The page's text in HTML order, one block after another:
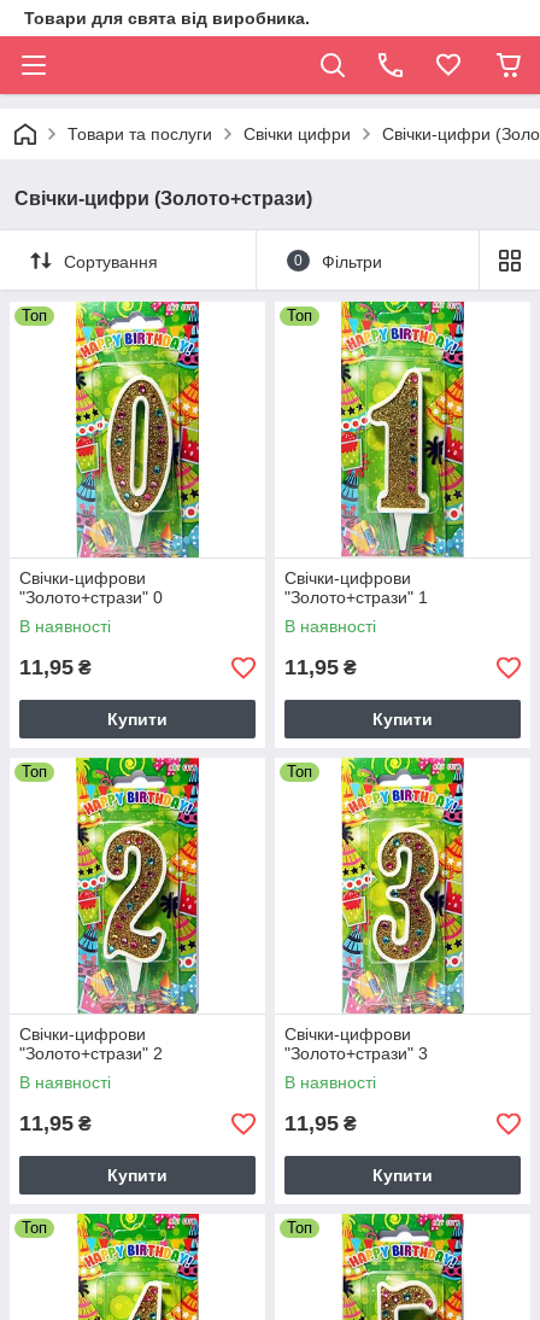
Товари для свята від виробника.
Товари та послуги Свічки цифри Свічки-цифри
Свічки-цифри (Золото+стрази)
Сортування 0 Фільтри
Топ
Свічки-цифрови
"Золото+стрази" 0
В наявності
11,95 ₴
Купити
Топ
Свічки-цифрови
"Золото+стрази" 1
В наявності
11,95 ₴
Купити
Топ
Свічки-цифрови
"Золото+стрази" 2
В наявності
11,95 ₴
Купити
Топ
Свічки-цифрови
"Золото+стрази" 3
В наявності
11,95 ₴
Купити
Топ Топ